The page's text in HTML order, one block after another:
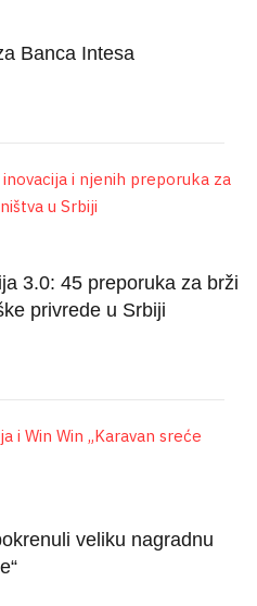
Banca Intesa
3.0: 45 preporuka za brži
privrede u Srbiji
veliku nagradnu